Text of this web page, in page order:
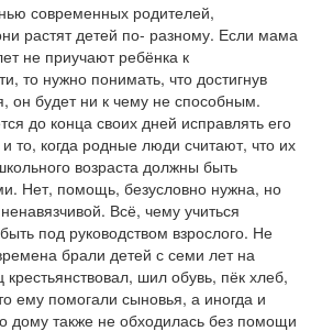
современных родителей,
растят детей по- разному. Если мама
не приучают ребёнка к
то нужно понимать, что достигнув
он будет ни к чему не способным.
до конца своих дней исправлять его
то, когда родные люди считают, что их
возраста должны быть
Нет, помощь, безусловно нужна, но
Всё, чему учиться
под руководством взрослого. Не
брали детей с семи лет на
крестьянствовал, шил обувь, пёк хлеб,
ему помогали сыновья, а иногда и
дому также не обходилась без помощи